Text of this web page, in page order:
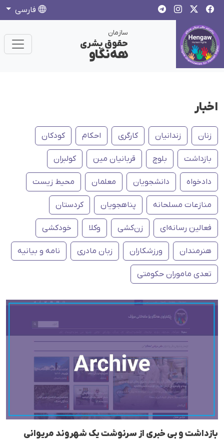
فارسی
سازمان
حقوق بشری
هەنگاو
اخبار
زنان زندانیان کارگری احکام کودکان
بازداشت بلوچ قربانیان مین کولبران
دادخواه دانشجویان معلمان محیط زیست
منازعات مسلحانه پناهجویان کردستان
فعالین رسانەای زن‌کشی وکلا خودکشی
هنرمندان ورزشکاران زبان مادری نامه و بیانیه
تعدی ماموران حکومتی
بازداشت و بی‌ خبری از سرنوشت یک شهروند مریوانی